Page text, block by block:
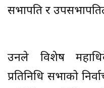
सभापति र
उनले विशेष
प्रतिनिधि सभाको